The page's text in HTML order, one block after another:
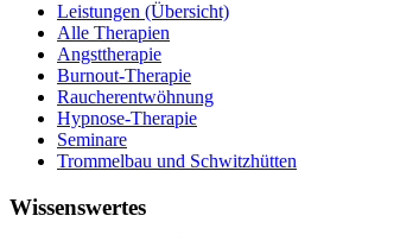
Leistungen (Übersicht)
Alle Therapien
Angsttherapie
Burnout-Therapie
Raucherentwöhnung
Hypnose-Therapie
Seminare
Trommelbau und Schwitzhütten
Wissenswertes